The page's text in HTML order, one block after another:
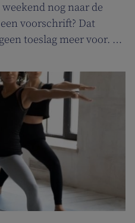
nog naar de
voorschrift? Dat
toeslag meer voor. In